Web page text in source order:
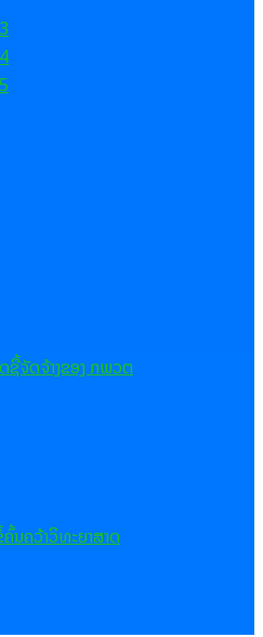
ຊື້ຈັດຈ້າງຂອງ ກພວຕ
ນຄວ້າວິທະຍາສາດ